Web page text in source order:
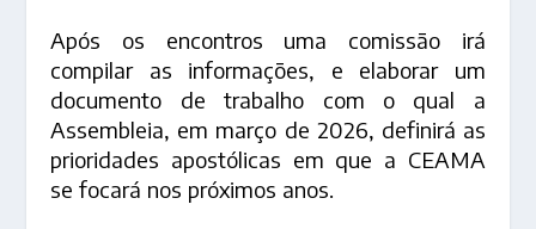
Após os encontros uma comissão irá
compilar as informações, e elaborar um
documento de trabalho com o qual a
Assembleia, em março de 2026, definirá as
prioridades apostólicas em que a CEAMA
se focará nos próximos anos.